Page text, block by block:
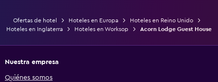
Ofertas de hotel Hoteles en Europa
Hoteles en Reino Unido
Hoteles en Inglaterra
Hoteles en Worksop Acorn Lodge Guest House
Nuestra empresa
Quiénes somos